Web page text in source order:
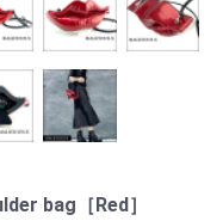
bag［Red］